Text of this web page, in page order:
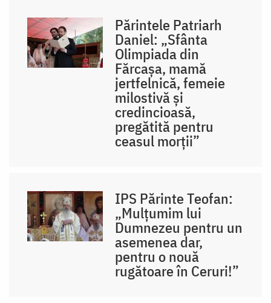
Părintele Patriarh
Daniel: „Sfânta
Olimpiada din
Fărcașa, mamă
jertfelnică, femeie
milostivă și
credincioasă,
pregătită pentru
ceasul morții”
IPS Părinte Teofan:
„Mulțumim lui
Dumnezeu pentru un
asemenea dar,
pentru o nouă
rugătoare în Ceruri!”